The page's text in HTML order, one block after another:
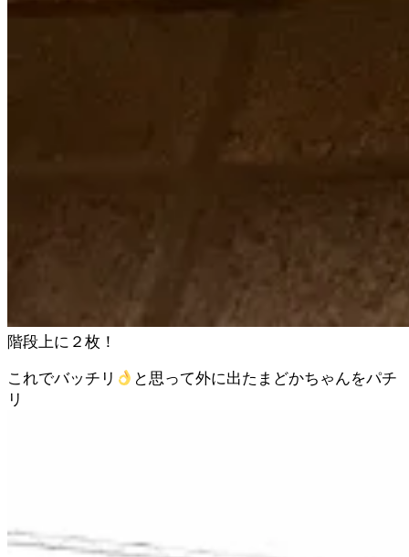
階段上に２枚！
これでバッチリ
と思って外に出たまどかちゃんをパチ
リ